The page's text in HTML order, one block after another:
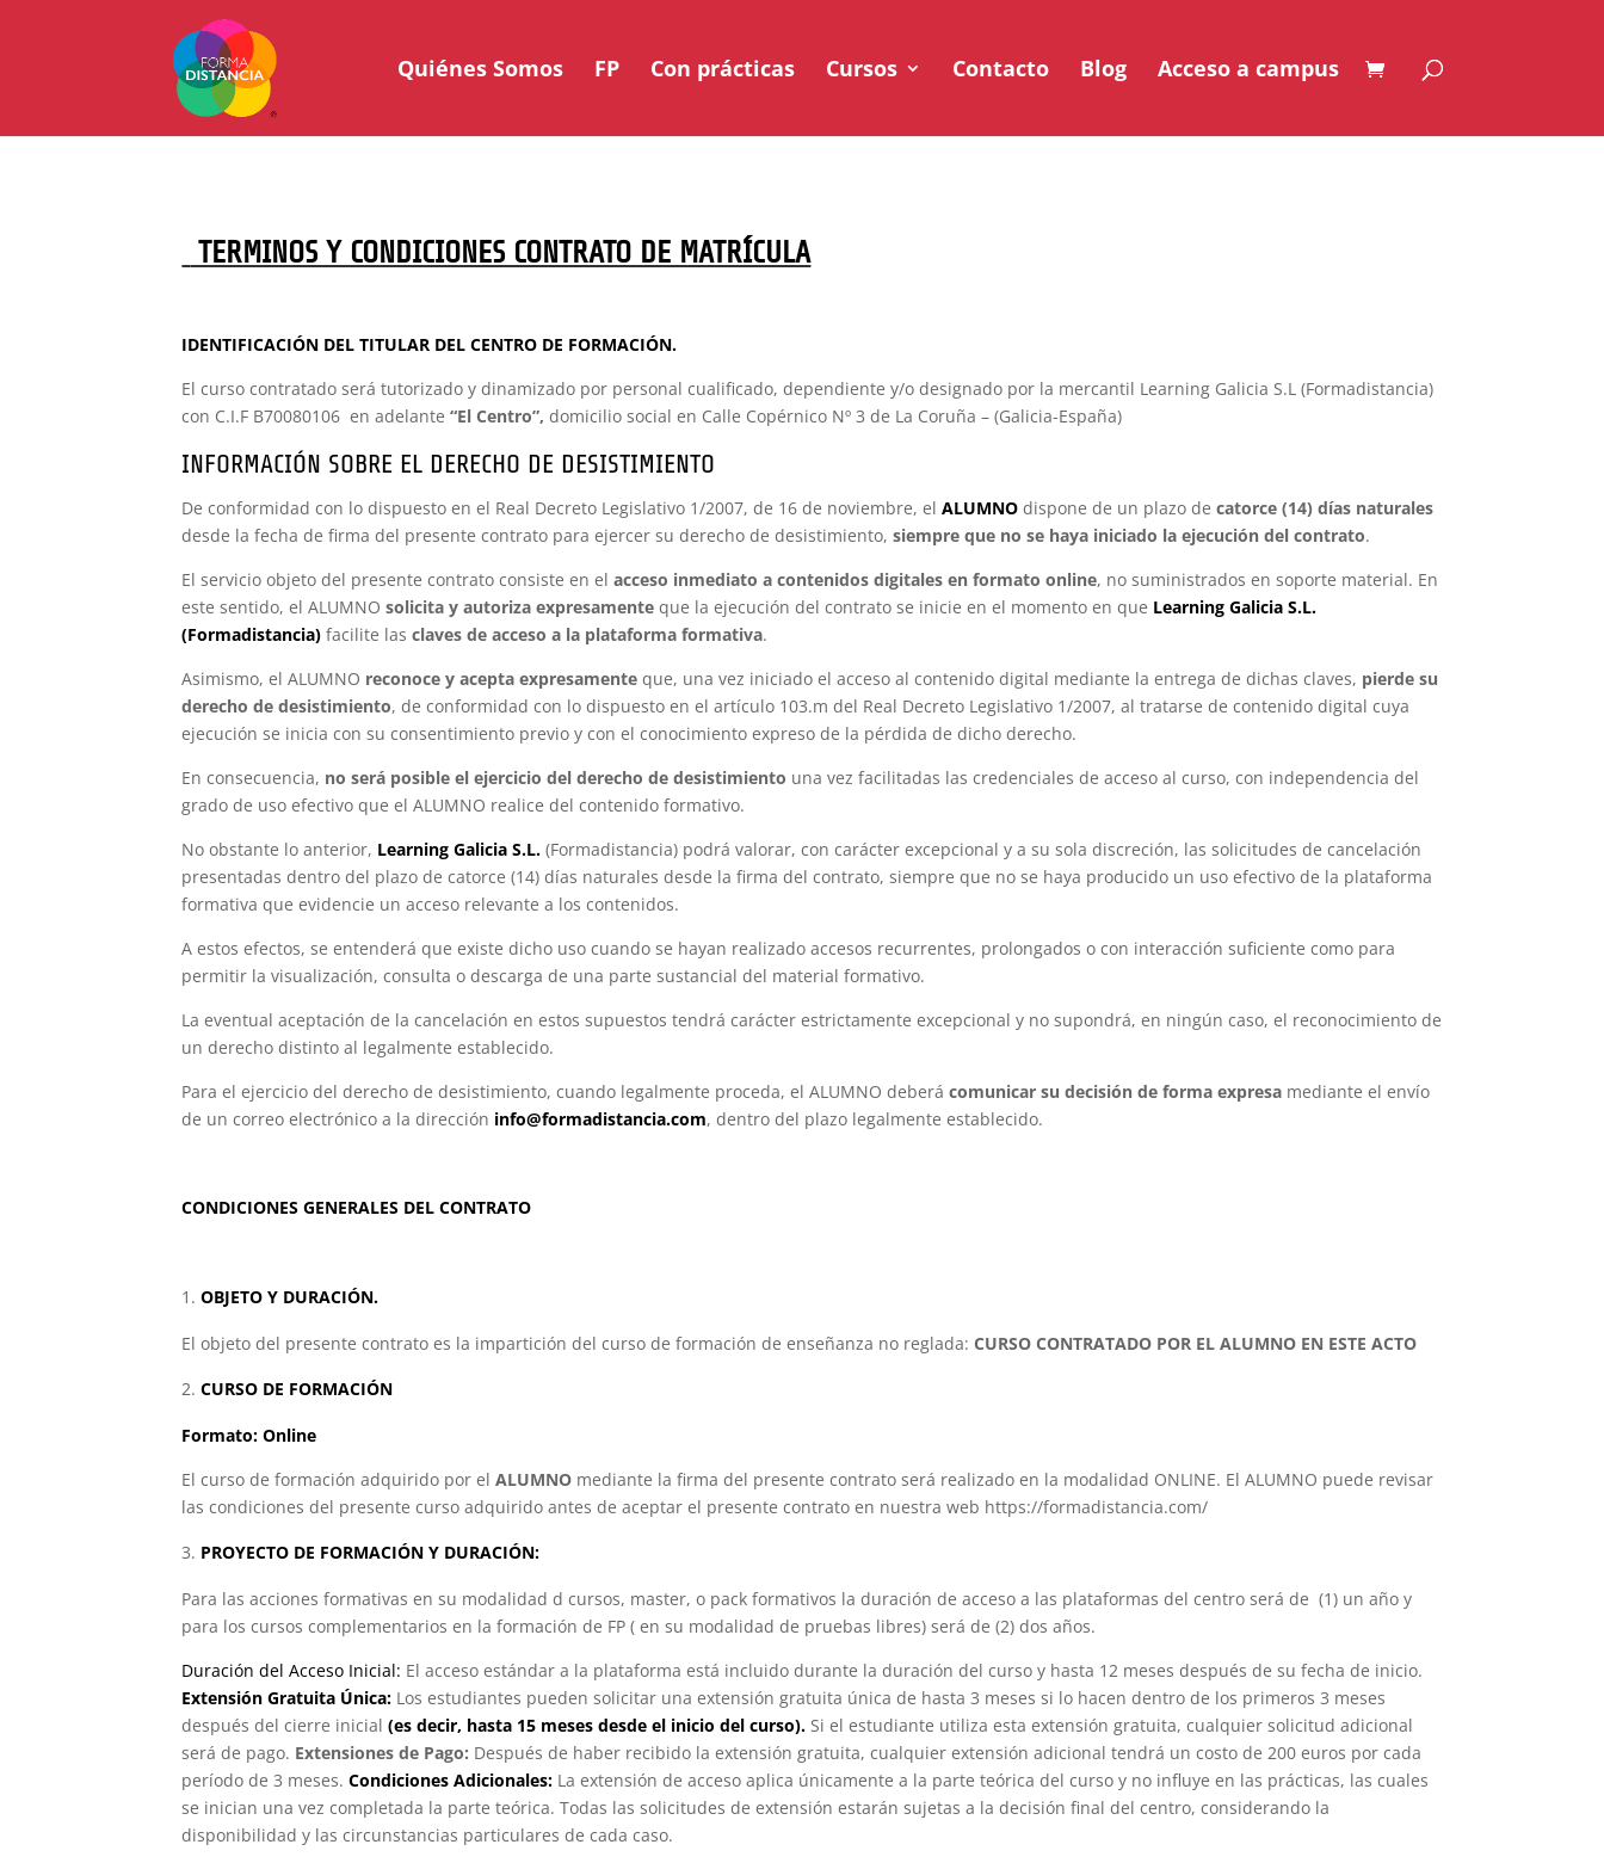
Quiénes Somos FP Con prácticas Cursos Contacto Blog Acceso a campus
TERMINOS Y CONDICIONES CONTRATO DE MATRÍCULA
IDENTIFICACIÓN DEL TITULAR DEL CENTRO DE FORMACIÓN.
El curso contratado será tutorizado y dinamizado por personal cualificado, dependiente y/o designado por la mercantil Learning Galicia S.L (Formadistancia)
con C.I.F B70080106 en adelante“El Centro”, domicilio social en Calle Copérnico Nº 3 de La Coruña – (Galicia-España)
INFORMACIÓN SOBRE EL DERECHO DE DESISTIMIENTO
De conformidad con lo dispuesto en el Real Decreto Legislativo 1/2007, de 16 de noviembre, elALUMNO dispone de un plazo decatorce (14) días naturales
desde la fecha de firma del presente contrato para ejercer su derecho de desistimiento,siempre que no se haya iniciado la ejecución del contrato.
El servicio objeto del presente contrato consiste en elacceso inmediato a contenidos digitales en formato online, no suministrados en soporte material. En
este sentido, el ALUMNOsolicita y autoriza expresamente que la ejecución del contrato se inicie en el momento en que Learning Galicia S.L.
(Formadistancia) facilite lasclaves de acceso a la plataforma formativa.
Asimismo, el ALUMNO reconoce y acepta expresamente que, una vez iniciado el acceso al contenido digital mediante la entrega de dichas claves, pierde su
derecho de desistimiento, de conformidad con lo dispuesto en el artículo 103.m del Real Decreto Legislativo 1/2007, al tratarse de contenido digital cuya
ejecución se inicia con su consentimiento previo y con el conocimiento expreso de la pérdida de dicho derecho.
En consecuencia, no será posible el ejercicio del derecho de desistimiento una vez facilitadas las credenciales de acceso al curso, con independencia del
grado de uso efectivo que el ALUMNO realice del contenido formativo.
No obstante lo anterior, Learning Galicia S.L. (Formadistancia) podrá valorar, con carácter excepcional y a su sola discreción, las solicitudes de cancelación
presentadas dentro del plazo de catorce (14) días naturales desde la firma del contrato, siempre que no se haya producido un uso efectivo de la plataforma
formativa que evidencie un acceso relevante a los contenidos.
A estos efectos, se entenderá que existe dicho uso cuando se hayan realizado accesos recurrentes, prolongados o con interacción suficiente como para
permitir la visualización, consulta o descarga de una parte sustancial del material formativo.
La eventual aceptación de la cancelación en estos supuestos tendrá carácter estrictamente excepcional y no supondrá, en ningún caso, el reconocimiento de
un derecho distinto al legalmente establecido.
Para el ejercicio del derecho de desistimiento, cuando legalmente proceda, el ALUMNO deberácomunicar su decisión de forma expresa mediante el envío
de un correo electrónico a la dirección info@formadistancia.com, dentro del plazo legalmente establecido.
CONDICIONES GENERALES DEL CONTRATO
OBJETO Y DURACIÓN.
El objeto del presente contrato es la impartición del curso de formación de enseñanza no reglada:CURSO CONTRATADO POR EL ALUMNO EN ESTE ACTO
CURSO DE FORMACIÓN
Formato: Online
El curso de formación adquirido por elALUMNO mediante la firma del presente contrato será realizado en la modalidad ONLINE. El ALUMNO puede revisar
las condiciones del presente curso adquirido antes de aceptar el presente contrato en nuestra web https://formadistancia.com/
PROYECTO DE FORMACIÓN Y DURACIÓN:
Para las acciones formativas en su modalidad d cursos, master, o pack formativos la duración de acceso a las plataformas del centro será de (1) un año y
para los cursos complementarios en la formación de FP ( en su modalidad de pruebas libres) será de (2) dos años.
Duración del Acceso Inicial: El acceso estándar a la plataforma está incluido durante la duración del curso y hasta 12 meses después de su fecha de inicio.
Extensión Gratuita Única: Los estudiantes pueden solicitar una extensión gratuita única de hasta 3 meses si lo hacen dentro de los primeros 3 meses
después del cierre inicial(es decir, hasta 15 meses desde el inicio del curso). Si el estudiante utiliza esta extensión gratuita, cualquier solicitud adicional
será de pago. Extensiones de Pago: Después de haber recibido la extensión gratuita, cualquier extensión adicional tendrá un costo de 200 euros por cada
período de 3 meses.Condiciones Adicionales: La extensión de acceso aplica únicamente a la parte teórica del curso y no influye en las prácticas, las cuales
se inician una vez completada la parte teórica. Todas las solicitudes de extensión estarán sujetas a la decisión final del centro, considerando la
disponibilidad y las circunstancias particulares de cada caso.